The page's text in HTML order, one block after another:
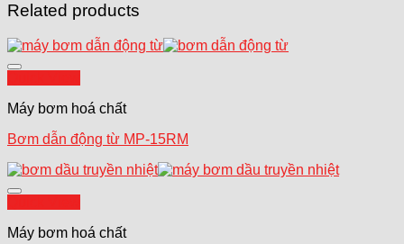
Related products
Máy bơm hoá chất
Bơm dẫn động từ MP-15RM
Máy bơm hoá chất